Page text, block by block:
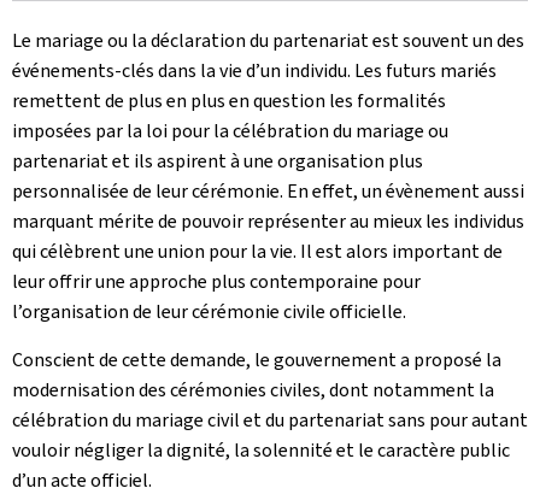
Le mariage ou la déclaration du partenariat est souvent un des
événements-clés dans la vie d’un individu. Les futurs mariés
remettent de plus en plus en question les formalités
imposées par la loi pour la célébration du mariage ou
partenariat et ils aspirent à une organisation plus
personnalisée de leur cérémonie. En effet, un évènement aussi
marquant mérite de pouvoir représenter au mieux les individus
qui célèbrent une union pour la vie. Il est alors important de
leur offrir une approche plus contemporaine pour
l’organisation de leur cérémonie civile officielle.
Conscient de cette demande, le gouvernement a proposé la
modernisation des cérémonies civiles, dont notamment la
célébration du mariage civil et du partenariat sans pour autant
vouloir négliger la dignité, la solennité et le caractère public
d’un acte officiel.